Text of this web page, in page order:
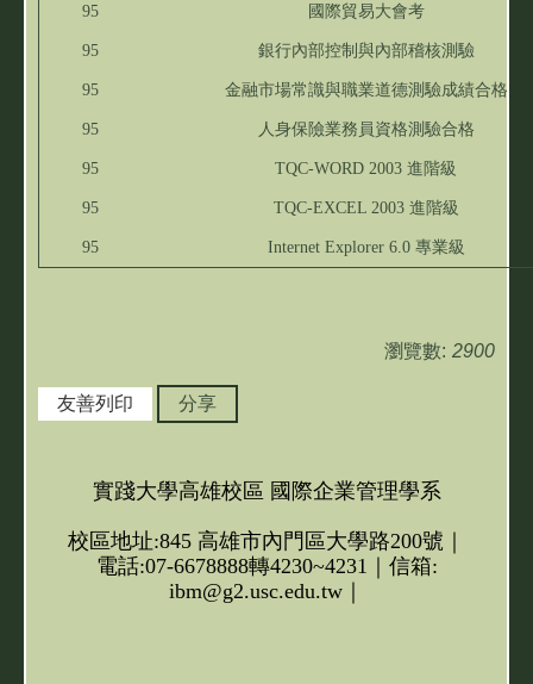
95 國際貿易大會考
95 銀行內部控制與內部稽核測驗
95 金融市場常識與職業道德測驗成績合格
95 人身保險業務員資格測驗合格
95 TQC-WORD 2003 進階級
95 TQC-EXCEL 2003 進階級
95 Internet Explorer 6.0 專業級
瀏覽數: 2900
友善列印 分享
實踐大學高雄校區 國際企業管理學系
校區地址:845 高雄市內門區大學路200號｜
電話:07-6678888轉4230~4231｜信箱:
ibm@g2.usc.edu.tw｜